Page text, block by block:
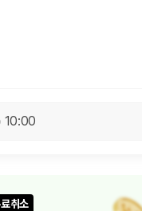
10:00
취소